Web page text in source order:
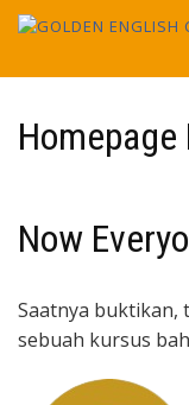
Skip
content
Homepage
Now
Saatnya buktikan,
sebuah kursus